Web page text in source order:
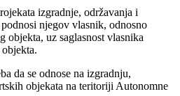
izgradnje, održavanja i
njegov vlasnik, odnosno
objekta, uz saglasnost vlasnika
da se odnose na izgradnju,
objekata na teritoriji Autonomne